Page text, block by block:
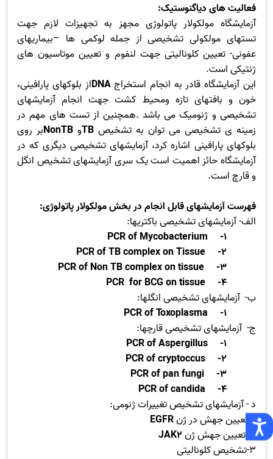
فعالیت های دیاگنوستیک:
آزمایشگاه مولکولار پاتولوژی مجهز به تجهیزات لازم جهت
تستهای مولکولی تشخیصی از جمله لوکمی ها –بیماریهای
عفونی- تعیین کلونالیتی جهت لنفوم و تعیین موتاسیون های
ژنتیکی است.
این آزمایشگاه قادر به انجام استخراجDNAاز بلوکهای پارافینی،
خون و بافتهای تازه ومحیط کشت جهت انجام آزمایشهای
تشخیصی و ژنومیک می باشد .همچنین از تست های مهم در
زمینه ی تشخیصی می توان به تشخیص TBو NonTBبر روی
بلوک­های پارافینی اشاره کرد، آزمایشهای تشخیصی دیگری که در
آزمایشگاه حائز اهمیت است یک سری آزمایشهای تشخیص انگل
و قارچ است.
فهرست آزمایشهای قابل انجام در بخش مولکولار پاتولوژی:
الف- آزمایشهای تشخیصی باکتریها:
1-
PCR of Mycobacterium
2-
PCR of TB complex on Tissue
3-
PCR of Non TB complex on tissue
4-
PCR for BCG on tissue
ب- آزمایشهای تشخیصی انگلها:
1-
PCR of Toxoplasma
ج- آزمایشهای تشخیصی قارچها:
1-
PCR of Aspergillus
2-
PCR of cryptoccus
3-
PCR of pan fungi
4-
PCR of candida
د - آزمایشهای تشخیص تغییرات ژنومی:
1- تعیین جهش در ژن
EGFR
2- تعیین جهش ژن
JAK2
3-تشخیص کلونالیتی